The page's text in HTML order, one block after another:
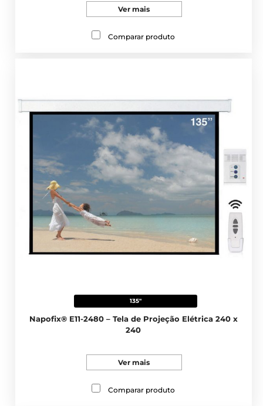
Ver mais
Comparar produto
135"
Napofix® E11-2480 – Tela de Projeção Elétrica 240 x
240
Ver mais
Comparar produto